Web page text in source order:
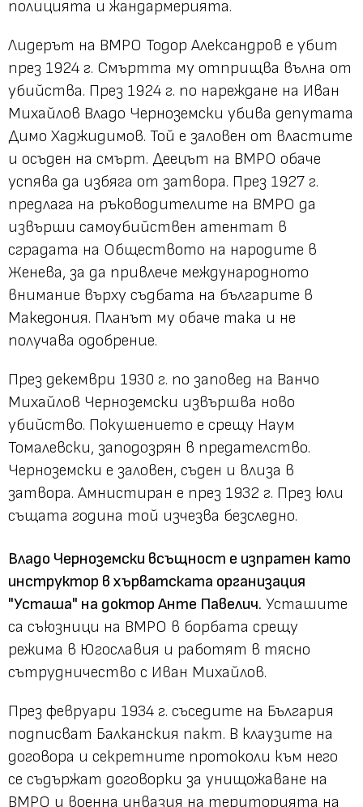
полицията и жандармерията.
Лидерът на ВМРО Тодор Александров е убит
през 1924 г. Смъртта му отприщва вълна от
убийства. През 1924 г. по нареждане на Иван
Михайлов Владо Черноземски убива депутата
Димо Хаджидимов. Той е заловен от властите
и осъден на смърт. Деецът на ВМРО обаче
успява да избяга от затвора. През 1927 г.
предлага на ръководителите на ВМРО да
извърши самоубийствен атентат в
сградата на Обществото на народите в
Женева, за да привлече международното
внимание върху съдбата на българите в
Македония. Планът му обаче така и не
получава одобрение.
През декември 1930 г. по заповед на Ванчо
Михайлов Черноземски извършва ново
убийство. Покушението е срещу Наум
Томалевски, заподозрян в предателство.
Черноземски е заловен, съден и влиза в
затвора. Амнистиран е през 1932 г. През юли
същата година той изчезва безследно.
Владо Черноземски всъщност е изпратен като
инструктор в хърватската организация
"Усташа" на доктор Анте Павелич. Усташите
са съюзници на ВМРО в борбата срещу
режима в Югославия и работят в тясно
сътрудничество с Иван Михайлов.
През февруари 1934 г. съседите на България
подписват Балканския пакт. В клаузите на
договора и секретните протоколи към него
се съдържат договорки за унищожаване на
ВМРО и военна инвазия на територията на